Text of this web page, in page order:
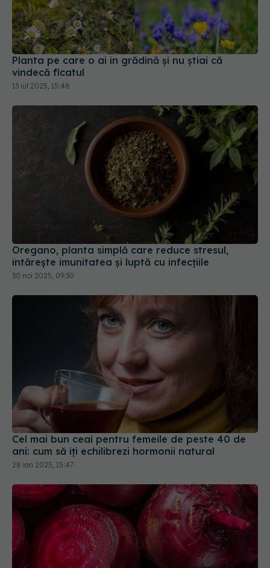
Planta pe care o ai în grădină și nu știai că
vindecă ficatul
13 iul 2025, 15:48
Oregano, planta simplă care reduce stresul,
întărește imunitatea și luptă cu infecțiile
Cel mai bun ceai pentru femeile de peste 40 de
ani: cum să îți echilibrezi hormonii natural
28 ian 2025, 15:47